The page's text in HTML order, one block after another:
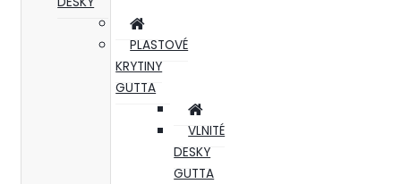
PLASTOVÉ
KRYTINY
GUTTA
VLNITÉ
DESKY
GUTTA